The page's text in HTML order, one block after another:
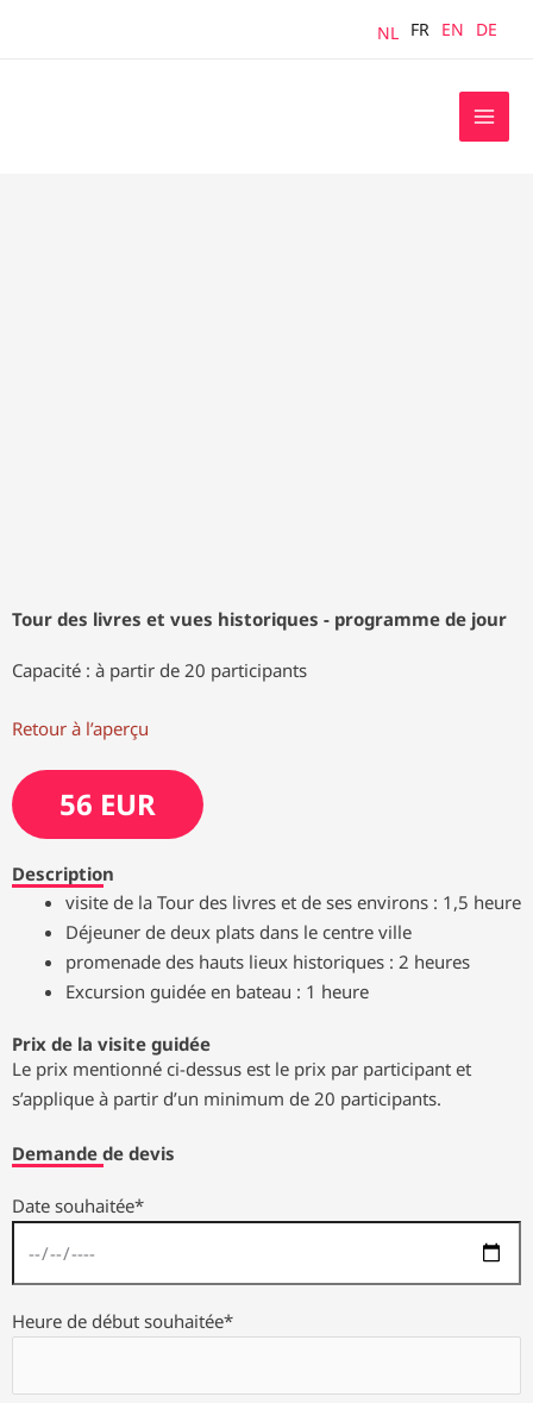
NL FR EN DE
Tour des livres et vues historiques - programme de jour
Capacité : à partir de 20 participants
Retour à l’aperçu
56 EUR
Description
visite de la Tour des livres et de ses environs : 1,5 heure
Déjeuner de deux plats dans le centre ville
promenade des hauts lieux historiques : 2 heures
Excursion guidée en bateau : 1 heure
Prix de la visite guidée
Le prix mentionné ci-dessus est le prix par participant et
s’applique à partir d’un minimum de 20 participants.
Demande de devis
Date souhaitée*
Heure de début souhaitée*